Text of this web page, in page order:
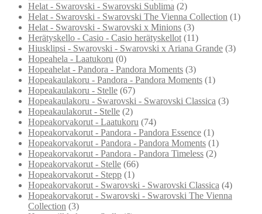
Helat - Swarovski - Swarovski Sublima (2)
Helat - Swarovski - Swarovski The Vienna Collection (1)
Helat - Swarovski - Swarovski x Minions (3)
Herätyskello - Casio - Casio herätyskellot (11)
Hiusklipsi - Swarovski - Swarovski x Ariana Grande (3)
Hopeahela - Laatukoru (0)
Hopeahelat - Pandora - Pandora Moments (3)
Hopeakaulakoru - Pandora - Pandora Moments (1)
Hopeakaulakoru - Stelle (67)
Hopeakaulakoru - Swarovski - Swarovski Classica (3)
Hopeakaulakorut - Stelle (2)
Hopeakorvakorut - Laatukoru (74)
Hopeakorvakorut - Pandora - Pandora Essence (1)
Hopeakorvakorut - Pandora - Pandora Moments (1)
Hopeakorvakorut - Pandora - Pandora Timeless (2)
Hopeakorvakorut - Stelle (66)
Hopeakorvakorut - Stepp (1)
Hopeakorvakorut - Swarovski - Swarovski Classica (4)
Hopeakorvakorut - Swarovski - Swarovski The Vienna
Collection (3)